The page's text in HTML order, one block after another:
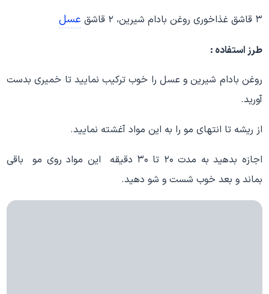
۳ قاشق غذاخوری روغن بادام شیرین، ۲ قاشق عسل
طرز استفاده :
روغن بادام شیرین و عسل را خوب ترکیب نمایید تا خمیری بدست
آورید.
از ریشه تا انتهای مو را به این مواد آغشته نمایید.
اجازه بدهید به مدت ۲۰ تا ۳۰ دقیقه این مواد روی مو باقی
بماند و بعد خوب شست و شو دهید.